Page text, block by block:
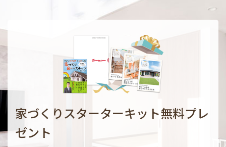
家づくりスターターキット無料プレ
ゼント